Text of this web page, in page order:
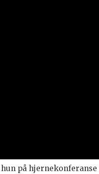
på hjernekonferanse